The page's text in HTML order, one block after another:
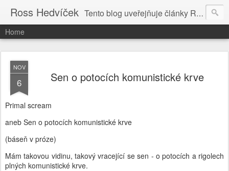
Ross Hedvíček Tento blog uveřejňuje články Ross Hedvíčka v češtině (pokud budu mit naladu) - s editacni pomoci Ludvika Dedika.
Home
NOV
6 Sen o potocích komunistické krve
Primal scream
aneb Sen o potocích komunistické krve
(báseň v próze)
Mám takovou vidinu, takový vracející se sen - o potocích a rigolech
plných komunistické krve.